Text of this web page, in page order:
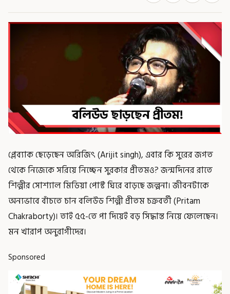
প্লেব্যাক ছেড়েছেন অরিজিৎ (Arijit singh), এবার কি সুরের জগত
থেকে নিজেকে সরিয়ে নিচ্ছেন সুরকার প্রীতমও? জন্মদিনের রাতে
শিল্পীর সোশ্যাল মিডিয়া পোস্ট ঘিরে বাড়ছে জল্পনা। জীবনটাকে
অন্যভাবে বাঁচতে চান বলিউড শিল্পী প্রীতম চক্রবর্তী (Pritam
Chakraborty)। তাই ৫৫-তে পা দিয়েই বড় সিদ্ধান্ত নিয়ে ফেলেছেন।
মন খারাপ অনুরাগীদের।
Sponsored